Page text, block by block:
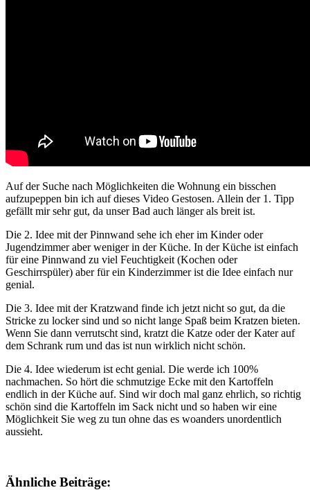
Auf der Suche nach Möglichkeiten die Wohnung ein bisschen
aufzupeppen bin ich auf dieses Video Gestosen. Allein der 1. Tipp
gefällt mir sehr gut, da unser Bad auch länger als breit ist.
Die 2. Idee mit der Pinnwand sehe ich eher im Kinder oder
Jugendzimmer aber weniger in der Küche. In der Küche ist einfach
für eine Pinnwand zu viel Feuchtigkeit (Kochen oder
Geschirrspüler) aber für ein Kinderzimmer ist die Idee einfach nur
genial.
Die 3. Idee mit der Kratzwand finde ich jetzt nicht so gut, da die
Stricke zu locker sind und so nicht lange Spaß beim Kratzen bieten.
Wenn Sie dann verrutscht sind, kratzt die Katze oder der Kater auf
dem Schrank rum und das ist nun wirklich nicht schön.
Die 4. Idee wiederum ist echt genial. Die werde ich 100%
nachmachen. So hört die schmutzige Ecke mit den Kartoffeln
endlich in der Küche auf. Sind wir doch mal ganz ehrlich, so richtig
schön sind die Kartoffeln im Sack nicht und so haben wir eine
Möglichkeit Sie weg zu tun ohne das es woanders unordentlich
aussieht.
Ähnliche Beiträge: